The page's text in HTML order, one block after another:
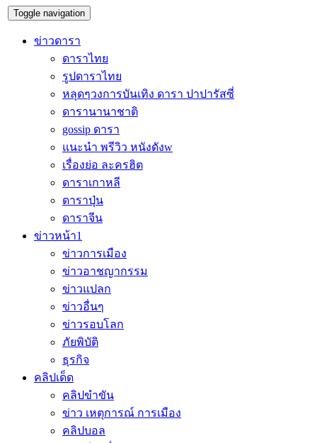
Toggle navigation
ข่าวดารา
ดาราไทย
รูปดาราไทย
หลุดๆวงการบันเทิง ดารา ปาปารัสซี่
ดารานานาชาติ
gossip ดารา
แนะนำ พรีวิว หนังดังw
เรื่องย่อ ละครฮิต
ดาราเกาหลี
ดาราปุ่น
ดาราจีน
ข่าวหน้า1
ข่าวการเมือง
ข่าวอาชญากรรม
ข่าวแปลก
ข่าวอื่นๆ
ข่าวรอบโลก
ภัยพิบัติ
ธุรกิจ
คลิปเด็ด
คลิปขำขัน
ข่าว เหตุการณ์ การเมือง
คลิปบอล